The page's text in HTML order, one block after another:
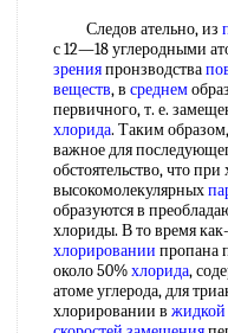
Следов ательно, из
с 12—18 углеродными
зренияпронзводства
веществ, в среднем
первичного, т. е.
хлорида. Таким
важное для
обстоятельство, что
высокомолекулярных
образуются в
хлориды. В то время
хлорировании пропана
около 50%хлорида,
атоме углерода, для
хлорировании в жидкой